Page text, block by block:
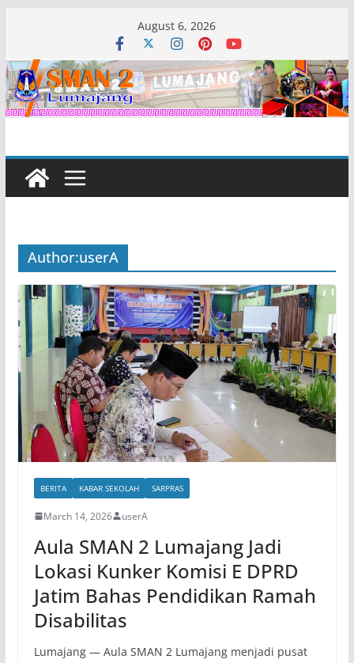
content
August 6, 2026
Author:userA
BERITA KABAR SEKOLAH SARPRAS
March 14, 2026 userA
Aula SMAN 2 Lumajang Jadi
Lokasi Kunker Komisi E DPRD
Jatim Bahas Pendidikan Ramah
Disabilitas
Lumajang — Aula SMAN 2 Lumajang menjadi pusat